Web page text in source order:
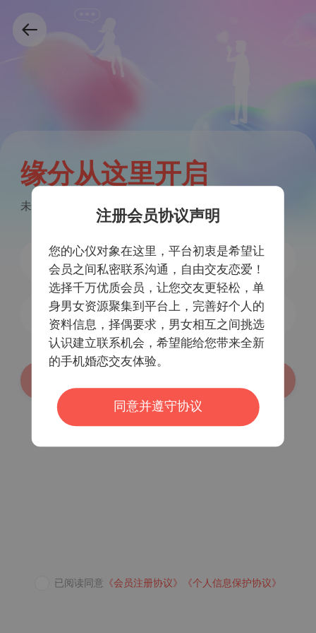
缘分从这里开启
未注册手机号验证后自动注册
获取验证码
注册会员协议声明
您的心仪对象在这里，平台初衷是希望让
会员之间私密联系沟通，自由交友恋爱！
选择千万优质会员，让您交友更轻松，单
身男女资源聚集到平台上，完善好个人的
资料信息，择偶要求，男女相互之间挑选
认识建立联系机会，希望能给您带来全新
的手机婚恋交友体验。
同意并遵守协议
已阅读同意 《会员注册协议》 《个人信息保护协议》